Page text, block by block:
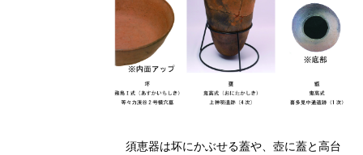
須恵器は坏にかぶせる蓋や、壺に蓋と高台